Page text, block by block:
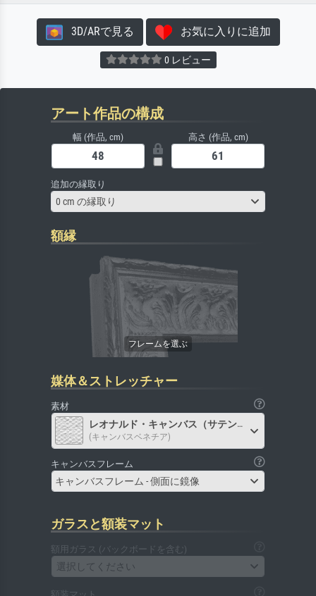
3D/ARで見る お気に入りに追加
0 レビュー
アート作品の構成
幅 (作品, cm) 高さ (作品, cm)
追加の縁取り
0 cm の縁取り
額縁
媒体＆ストレッチャー
素材
レオナルド・キャンバス（サテン）
(キャンバスベネチア)
キャンバスフレーム
キャンバスフレーム - 側面に鏡像
ガラスと額装マット
額用ガラス (バックボードを含む)
選択してください